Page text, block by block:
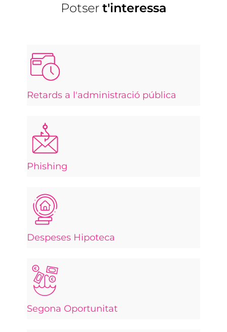
Potser t'interessa
Retards a l'administració pública
Phishing
Despeses Hipoteca
Segona Oportunitat